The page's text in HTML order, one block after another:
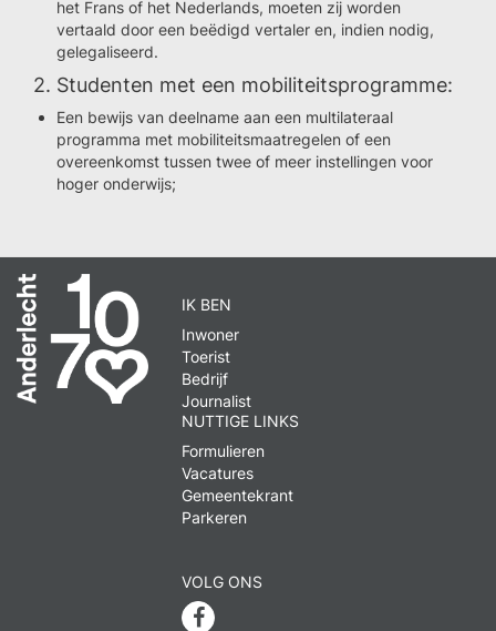
het Frans of het Nederlands, moeten zij worden
vertaald door een beëdigd vertaler en, indien nodig,
gelegaliseerd.
2. Studenten met een mobiliteitsprogramme:
Een bewijs van deelname aan een multilateraal
programma met mobiliteitsmaatregelen of een
overeenkomst tussen twee of meer instellingen voor
hoger onderwijs;
IK BEN
Inwoner
Toerist
Bedrijf
Journalist
NUTTIGE LINKS
Formulieren
Vacatures
Gemeentekrant
Parkeren
VOLG ONS
Facebook